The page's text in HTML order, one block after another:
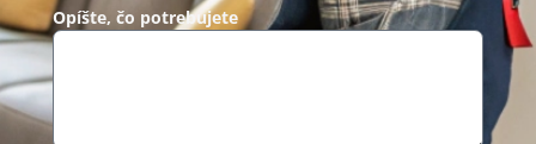
Opíšte, čo potrebujete